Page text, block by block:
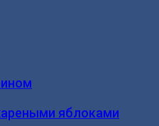
яблоками